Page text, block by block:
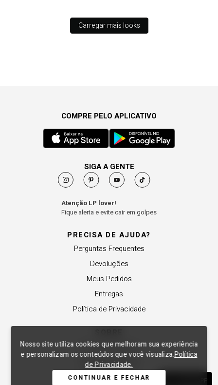
WHATSAPP
Nosso site utiliza cookies que melhoram sua experiência
e personalizam os conteúdos que você visualiza.Política
de Privacidade.
CONTINUAR E FECHAR
Carregar mais looks
PRECISA DE AJUDA?
Perguntas Frequentes
Devoluções
Meus Pedidos
Entregas
Política de Privacidade
A Lança Perfume
Revender a Marca
Trabalhe Conosco
COMPRE PELO APLICATIVO
SIGA A GENTE
Atenção LP lover!
Fique alerta e evite cair em golpes